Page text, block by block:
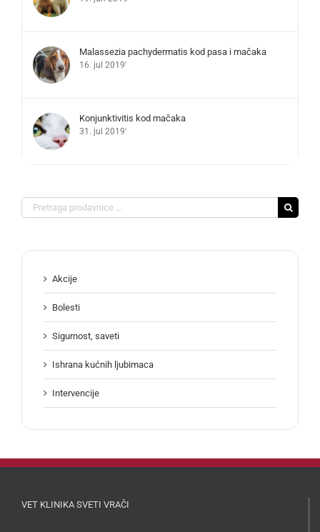
Malassezia pachydermatis kod pasa i mačaka
16. jul 2019'
Konjunktivitis kod mačaka
31. jul 2019'
Search
for:
Akcije
Bolesti
Sigurnost, saveti
Ishrana kućnih ljubimaca
Intervencije
VET KLINIKA SVETI VRAČI